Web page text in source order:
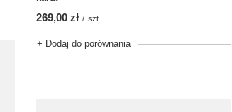
269,00 zł / szt.
+ Dodaj do porównania